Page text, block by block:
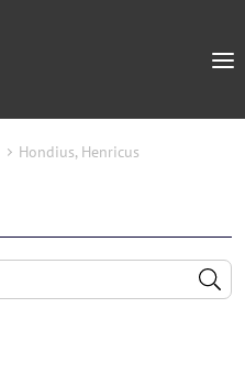
Hondius, Henricus